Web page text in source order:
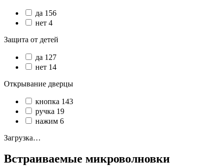
да 156
нет 4
Защита от детей
да 127
нет 14
Открывание дверцы
кнопка 143
ручка 19
нажим 6
Загрузка…
Встраиваемые микроволновки